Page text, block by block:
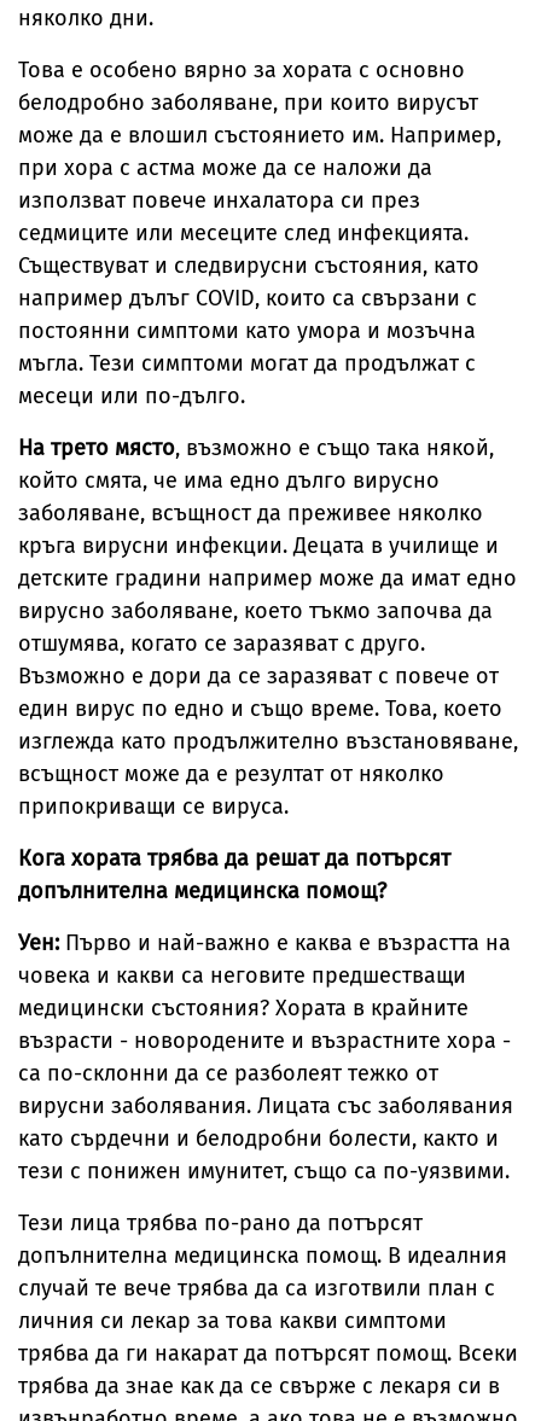
няколко дни.
Това е особено вярно за хората с основно
белодробно заболяване, при които вирусът
може да е влошил състоянието им. Например,
при хора с астма може да се наложи да
използват повече инхалатора си през
седмиците или месеците след инфекцията.
Съществуват и следвирусни състояния, като
например дълъг COVID, които са свързани с
постоянни симптоми като умора и мозъчна
мъгла. Тези симптоми могат да продължат с
месеци или по-дълго.
На трето място, възможно е също така някой,
който смята, че има едно дълго вирусно
заболяване, всъщност да преживее няколко
кръга вирусни инфекции. Децата в училище и
детските градини например може да имат едно
вирусно заболяване, което тъкмо започва да
отшумява, когато се заразяват с друго.
Възможно е дори да се заразяват с повече от
един вирус по едно и също време. Това, което
изглежда като продължително възстановяване,
всъщност може да е резултат от няколко
припокриващи се вируса.
Кога хората трябва да решат да потърсят
допълнителна медицинска помощ?
Уен: Първо и най-важно е каква е възрастта на
човека и какви са неговите предшестващи
медицински състояния? Хората в крайните
възрасти - новородените и възрастните хора -
са по-склонни да се разболеят тежко от
вирусни заболявания. Лицата със заболявания
като сърдечни и белодробни болести, както и
тези с понижен имунитет, също са по-уязвими.
Тези лица трябва по-рано да потърсят
допълнителна медицинска помощ. В идеалния
случай те вече трябва да са изготвили план с
личния си лекар за това какви симптоми
трябва да ги накарат да потърсят помощ. Всеки
трябва да знае как да се свърже с лекаря си в